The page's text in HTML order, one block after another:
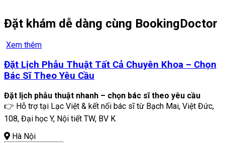
Đặt khám dễ dàng cùng BookingDoctor
Xem thêm
Đặt Lịch Phẫu Thuật Tất Cả Chuyên Khoa – Chọn
Bác Sĩ Theo Yêu Cầu
Đặt lịch phẫu thuật nhanh – chọn bác sĩ theo yêu cầu
👉 Hỗ trợ tại Lạc Việt & kết nối bác sĩ từ Bạch Mai, Việt Đức,
108, Đại học Y, Nội tiết TW, BV K
Hà Nội